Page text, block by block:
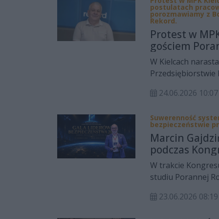
wykluczonych. I
deklaracji.
drugim człowieku.
postulatach
porozmawiamy z
Rekord.
Protest w
gościem
W Kielcach
Przedsiębiorstwie
które – ich
większe obawy
zatrudnienia. W
kondycji
dalszego
jest już
Czy mieszkańcy
autobusów? A
zakończenie sporu przy
24.06.2026 10:07
Suwerenność
bezpieczeństwie
Marcin
podczas
W trakcie
studiu Porannej
sztucznej
23.06.2026 08:19